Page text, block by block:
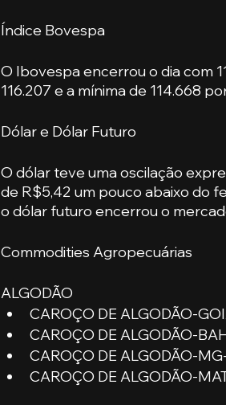
Índice Bovespa
O Ibovespa encerrou o dia com
116.207 e a mínima de 114.668
Dólar e Dólar Futuro
O dólar teve uma oscilação
de R$5,42 um pouco abaixo do
o dólar futuro encerrou o
Commodities Agropecuárias
ALGODÃO
CAROÇO DE ALGODÃO-
CAROÇO DE ALGODÃO-
CAROÇO DE ALGODÃO-
CAROÇO DE ALGODÃO-